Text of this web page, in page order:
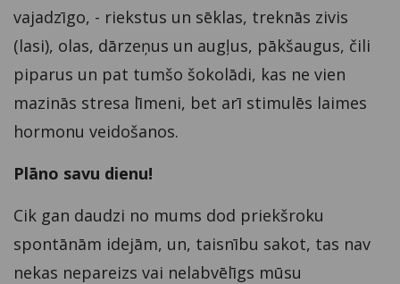
vajadzīgo, - riekstus un sēklas, treknās zivis
(lasi), olas, dārzeņus un augļus, pākšaugus, čili
piparus un pat tumšo šokolādi, kas ne vien
mazinās stresa līmeni, bet arī stimulēs laimes
hormonu veidošanos.
Plāno savu dienu!
Cik gan daudzi no mums dod priekšroku
spontānām idejām, un, taisnību sakot, tas nav
nekas nepareizs vai nelabvēlīgs mūsu